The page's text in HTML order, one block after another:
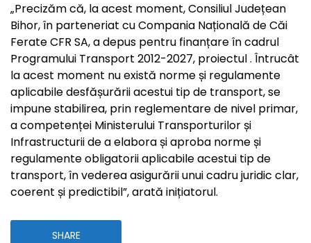
„Precizăm că, la acest moment, Consiliul Județean
Bihor, în parteneriat cu Compania Națională de Căi
Ferate CFR SA, a depus pentru finanțare în cadrul
Programului Transport 2012-2027, proiectul . Întrucât
la acest moment nu există norme și regulamente
aplicabile desfășurării acestui tip de transport, se
impune stabilirea, prin reglementare de nivel primar,
a competenței Ministerului Transporturilor și
Infrastructurii de a elabora și aproba norme și
regulamente obligatorii aplicabile acestui tip de
transport, în vederea asigurării unui cadru juridic clar,
coerent și predictibil”, arată inițiatorul.
SHARE